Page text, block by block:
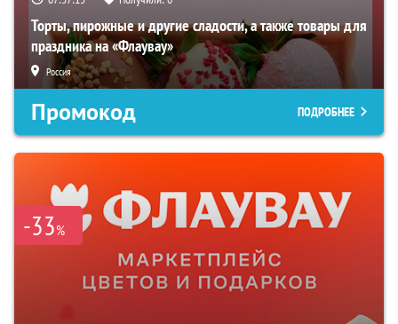
Торты, пирожные и другие сладости, а также товары для
праздника на «Флаувау»
Россия
Промокод ПОДРОБНЕЕ
-33%